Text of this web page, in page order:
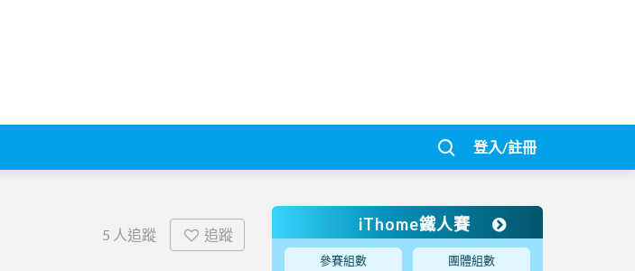
登入/註冊
5 人追蹤 追蹤
iThome鐵人賽
參賽組數 團體組數